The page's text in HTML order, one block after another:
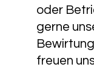
oder
gerne
freuen